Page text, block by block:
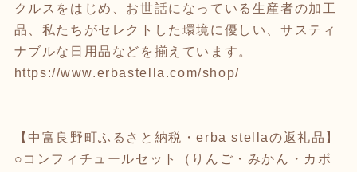
クルスをはじめ、お世話になっている生産者の加工
品、私たちがセレクトした環境に優しい、サスティ
ナブルな日用品などを揃えています。
https://www.erbastella.com/shop/
【中富良野町ふるさと納税・erba stellaの返礼品】
○コンフィチュールセット（りんご・みかん・カボ